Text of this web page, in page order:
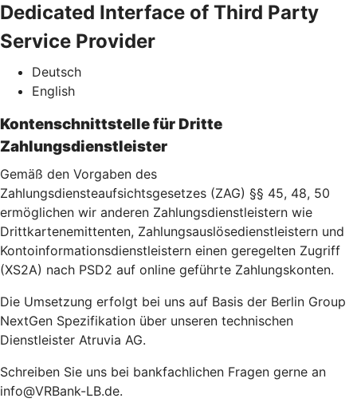
Dedicated Interface of Third Party
Service Provider
Deutsch
English
Kontenschnittstelle für Dritte
Zahlungsdienstleister
Gemäß den Vorgaben des
Zahlungsdiensteaufsichtsgesetzes (ZAG) §§ 45, 48, 50
ermöglichen wir anderen Zahlungsdienstleistern wie
Drittkartenemittenten, Zahlungsauslösedienstleistern und
Kontoinformationsdienstleistern einen geregelten Zugriff
(XS2A) nach PSD2 auf online geführte Zahlungskonten.
Die Umsetzung erfolgt bei uns auf Basis der Berlin Group
NextGen Spezifikation über unseren technischen
Dienstleister Atruvia AG.
Schreiben Sie uns bei bankfachlichen Fragen gerne an
info@VRBank-LB.de.